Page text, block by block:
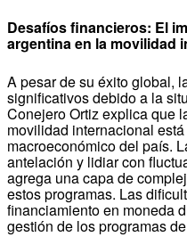
Desafíos financieros: El
argentina en la movilidad
A pesar de su éxito global,
significativos debido a la
Conejero Ortiz explica que
movilidad internacional
macroeconómico del país.
antelación y lidiar con
agrega una capa de
estos programas. Las
financiamiento en moneda
gestión de los programas